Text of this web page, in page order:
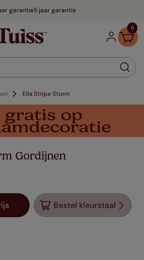
5 jaar garantie
0
Ella Stripe Storm
Gordijnen
Bestel kleurstaal